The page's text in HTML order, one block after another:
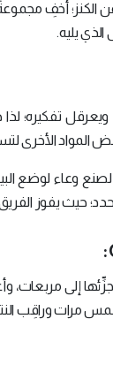
أخفِ
يليه.
ويعرقل تفكيره؛
المواد الأخرى
لصنع وعاء
حيث يفوز
إلى
مرات وراقِب